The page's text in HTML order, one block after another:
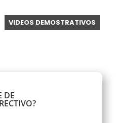
VIDEOS DEMOSTRATIVOS
DE